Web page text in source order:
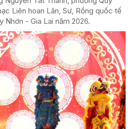
Liên hoan Lân, Sư, Rồng quốc tế
Nhơn - Gia Lai năm 2026.